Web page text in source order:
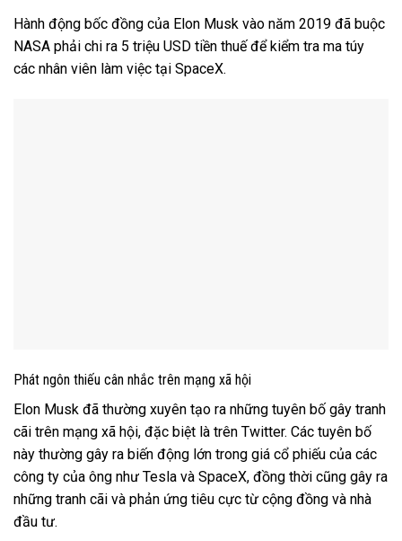
Hành động bốc đồng của Elon Musk vào năm 2019 đã buộc
NASA phải chi ra 5 triệu USD tiền thuế để kiểm tra ma túy
các nhân viên làm việc tại SpaceX.
Phát ngôn thiếu cân nhắc trên mạng xã hội
Elon Musk đã thường xuyên tạo ra những tuyên bố gây tranh
cãi trên mạng xã hội, đặc biệt là trên Twitter. Các tuyên bố
này thường gây ra biến động lớn trong giá cổ phiếu của các
công ty của ông như Tesla và SpaceX, đồng thời cũng gây ra
những tranh cãi và phản ứng tiêu cực từ cộng đồng và nhà
đầu tư.